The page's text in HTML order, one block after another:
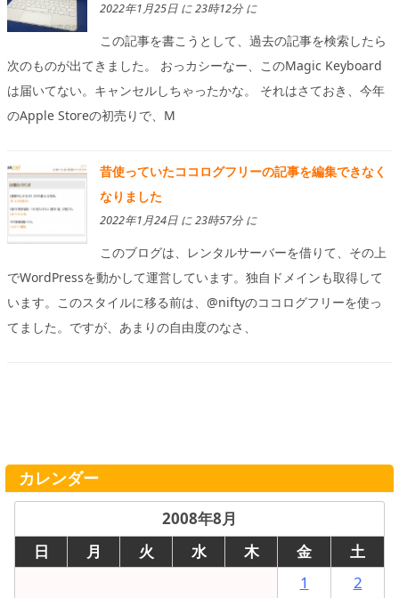
2022年1月25日 に 23時12分 に
この記事を書こうとして、過去の記事を検索したら
次のものが出てきました。 おっカシーなー、このMagic Keyboard
は届いてない。キャンセルしちゃったかな。 それはさておき、今年
のApple Storeの初売りで、M
昔使っていたココログフリーの記事を編集できなく
なりました
2022年1月24日 に 23時57分 に
このブログは、レンタルサーバーを借りて、その上
でWordPressを動かして運営しています。独自ドメインも取得して
います。このスタイルに移る前は、@niftyのココログフリーを使っ
てました。ですが、あまりの自由度のなさ、
カレンダー
2008年8月
日
月 火 水 木 金
土
1
2